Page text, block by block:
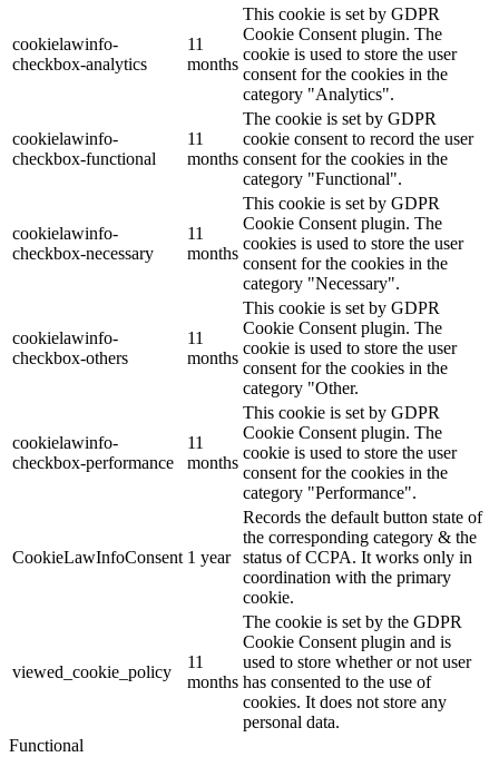
cookielawinfo-
checkbox-analytics
11
months
This cookie is set by GDPR
Cookie Consent plugin. The
cookie is used to store the user
consent for the cookies in the
category "Analytics".
cookielawinfo-
checkbox-functional
11
months
The cookie is set by GDPR
cookie consent to record the user
consent for the cookies in the
category "Functional".
cookielawinfo-
checkbox-necessary
11
months
This cookie is set by GDPR
Cookie Consent plugin. The
cookies is used to store the user
consent for the cookies in the
category "Necessary".
cookielawinfo-
checkbox-others
11
months
This cookie is set by GDPR
Cookie Consent plugin. The
cookie is used to store the user
consent for the cookies in the
category "Other.
cookielawinfo-
checkbox-performance
11
months
This cookie is set by GDPR
Cookie Consent plugin. The
cookie is used to store the user
consent for the cookies in the
category "Performance".
CookieLawInfoConsent 1 year
Records the default button state of
the corresponding category & the
status of CCPA. It works only in
coordination with the primary
cookie.
viewed_cookie_policy
11
months
The cookie is set by the GDPR
Cookie Consent plugin and is
used to store whether or not user
has consented to the use of
cookies. It does not store any
personal data.
Functional